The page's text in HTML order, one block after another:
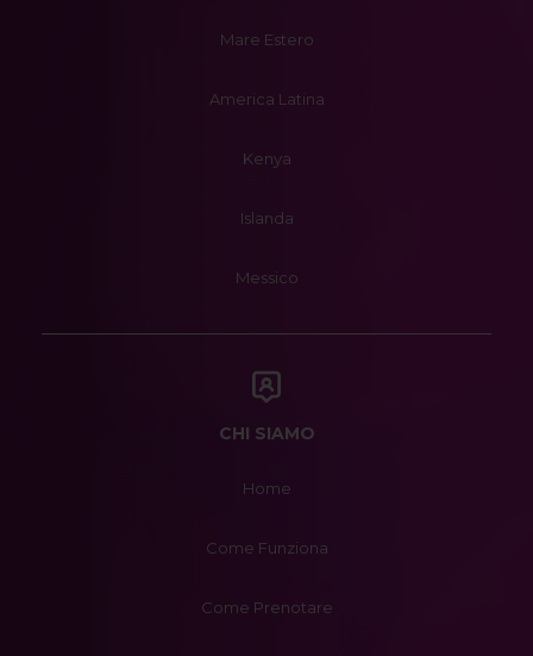
Mare Estero
America Latina
Kenya
Islanda
Messico
CHI SIAMO
Home
Come Funziona
Come Prenotare